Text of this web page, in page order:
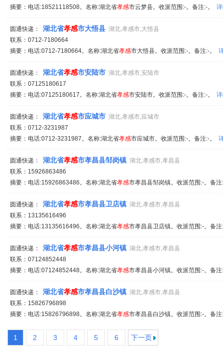
摘要：电话:18521118508。名称:湖北省孝感市云梦县。收派范围:-。备注:-。
圆通快递： 湖北省孝感市大悟县 湖北,孝感市,大悟县
联系：0712-7180664
摘要：电话:0712-7180664。名称:湖北省孝感市大悟县。收派范围:-。备注:-。
圆通快递： 湖北省孝感市安陆市 湖北,孝感市,安陆市
联系：07125180617
摘要：电话:07125180617。名称:湖北省孝感市安陆市。收派范围:-。备注:-。
圆通快递： 湖北省孝感市应城市 湖北,孝感市,应城市
联系：0712-3231987
摘要：电话:0712-3231987。名称:湖北省孝感市应城市。收派范围:-。备注:-。
圆通快递： 湖北省孝感市孝昌县邹岗镇 湖北,孝感市,孝昌县
联系：15926863486
摘要：电话:15926863486。名称:湖北省孝感市孝昌县邹岗镇。收派范围:-。备
圆通快递： 湖北省孝感市孝昌县卫店镇 湖北,孝感市,孝昌县
联系：13135616496
摘要：电话:13135616496。名称:湖北省孝感市孝昌县卫店镇。收派范围:-。备
圆通快递： 湖北省孝感市孝昌县小河镇 湖北,孝感市,孝昌县
联系：07124852448
摘要：电话:07124852448。名称:湖北省孝感市孝昌县小河镇。收派范围:-。备
圆通快递： 湖北省孝感市孝昌县白沙镇 湖北,孝感市,孝昌县
联系：15826796898
摘要：电话:15826796898。名称:湖北省孝感市孝昌县白沙镇。收派范围:-。备
1 2 3 4 5 6 下一页